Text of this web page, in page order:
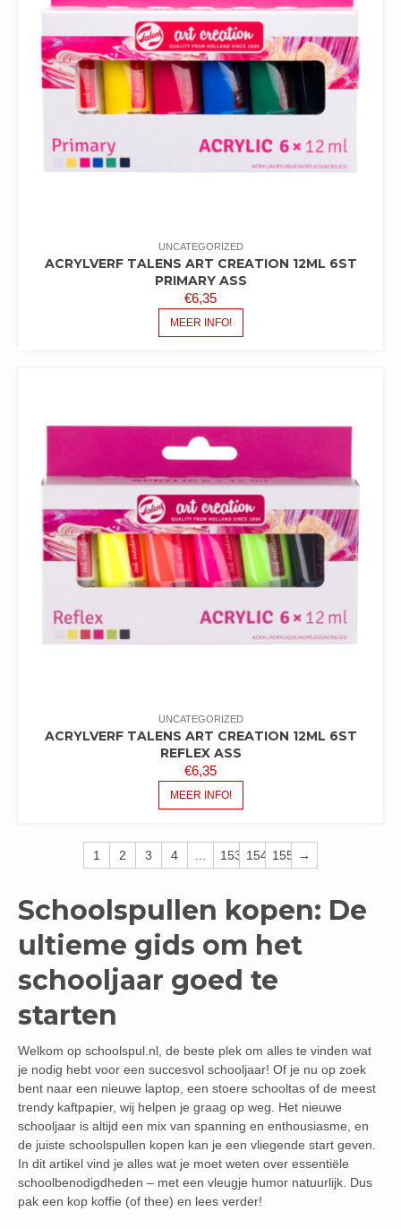
UNCATEGORIZED
ACRYLVERF TALENS ART CREATION 12ML 6ST
PRIMARY ASS
€6,35
MEER INFO!
UNCATEGORIZED
ACRYLVERF TALENS ART CREATION 12ML 6ST
REFLEX ASS
€6,35
MEER INFO!
1 2 3 4 153 154 155 →
Schoolspullen kopen: De
ultieme gids om het
schooljaar goed te
starten
Welkom op schoolspul.nl, de beste plek om alles te vinden wat
je nodig hebt voor een succesvol schooljaar! Of je nu op zoek
bent naar een nieuwe laptop, een stoere schooltas of de meest
trendy kaftpapier, wij helpen je graag op weg. Het nieuwe
schooljaar is altijd een mix van spanning en enthousiasme, en
de juiste schoolspullen kopen kan je een vliegende start geven.
In dit artikel vind je alles wat je moet weten over essentiële
schoolbenodigdheden – met een vleugje humor natuurlijk. Dus
pak een kop koffie (of thee) en lees verder!